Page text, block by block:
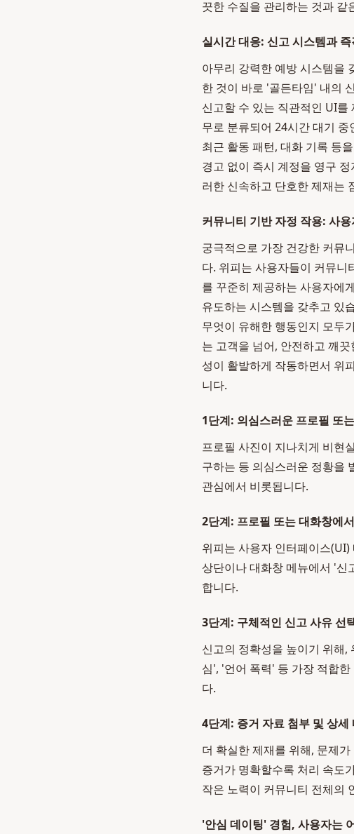
끗한 수질을 관리하는 것과 같
실시간 대응: 신고 시스템과
아무리 강력한 예방 시스템을
한 것이 바로 '골든타임' 내의
신고할 수 있는 직관적인 UI를
무로 분류되어 24시간 대기
최근 활동 패턴, 대화 기록 등
경고 없이 즉시 계정을 영구
러한 신속하고 단호한 제재는
커뮤니티 기반 자정 작용: 사
궁극적으로 가장 건강한 커뮤
다. 위피는 사용자들이 커뮤
를 꾸준히 제공하는 사용자에
유도하는 시스템을 갖추고 있
무엇이 유해한 행동인지 모두
는 고객을 넘어, 안전하고 깨
성이 활발하게 작동하면서 위
니다.
1단계: 의심스러운 프로필 또
프로필 사진이 지나치게 비현
구하는 등 의심스러운 정황을
관심에서 비롯됩니다.
2단계: 프로필 또는 대화창에
위피는 사용자 인터페이스
상단이나 대화창 메뉴에서 '신
합니다.
3단계: 구체적인 신고 사유 선
신고의 정확성을 높이기 위해
심', '언어 폭력' 등 가장 적합
다.
4단계: 증거 자료 첨부 및 상세
더 확실한 제재를 위해, 문제
증거가 명확할수록 처리 속도
작은 노력이 커뮤니티 전체의
'안심 데이팅' 경험, 사용자는